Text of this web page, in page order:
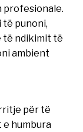
profesionale.
punoni,
të ndikimit të
ambient
për të
humbura